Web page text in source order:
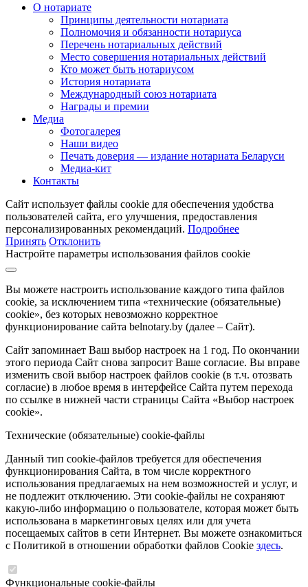
О нотариате
Принципы деятельности нотариата
Полномочия и обязанности нотариуса
Перечень нотариальных действий
Место совершения нотариальных действий
Кто может быть нотариусом
История нотариата
Международный союз нотариата
Награды и премии
Медиа
Фотогалерея
Наши видео
Печать доверия — издание нотариата Беларуси
Медиа-кит
Контакты
Сайт использует файлы cookie для обеспечения удобства
пользователей сайта, его улучшения, предоставления
персонализированных рекомендаций. Подробнее
Принять Отклонить
Настройте параметры использования файлов cookie
Вы можете настроить использование каждого типа файлов
cookie, за исключением типа «технические (обязательные)
cookie», без которых невозможно корректное
функционирование сайта belnotary.by (далее – Сайт).
Сайт запоминает Ваш выбор настроек на 1 год. По окончании
этого периода Сайт снова запросит Ваше согласие. Вы вправе
изменить свой выбор настроек файлов cookie (в т.ч. отозвать
согласие) в любое время в интерфейсе Сайта путем перехода
по ссылке в нижней части страницы Сайта «Выбор настроек
cookie».
Технические (обязательные) cookie-файлы
Данный тип cookie-файлов требуется для обеспечения
функционирования Сайта, в том числе корректного
использования предлагаемых на нем возможностей и услуг, и
не подлежит отключению. Эти cookie-файлы не сохраняют
какую-либо информацию о пользователе, которая может быть
использована в маркетинговых целях или для учета
посещаемых сайтов в сети Интернет. Вы можете ознакомиться
с Политикой в отношении обработки файлов Cookie здесь.
Функциональные cookie-файлы